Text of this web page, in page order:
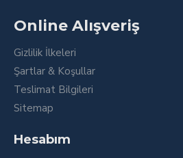
Online Alışveriş
Gizlilik İlkeleri
Şartlar & Koşullar
Teslimat Bilgileri
Sitemap
Hesabım